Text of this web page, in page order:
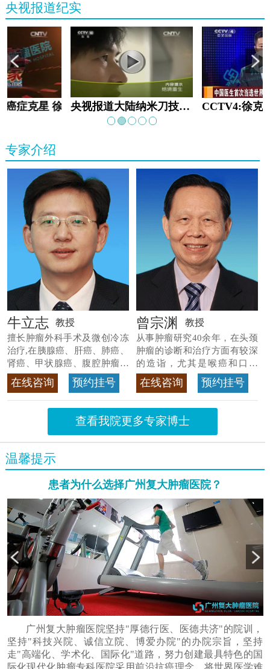
央视报道纪实
癌症克星 徐克成 央视报道大陆纳米刀技术手术：绝境重生
专家介绍
牛立志 教授
擅长肿瘤外科手术及微创冷冻
治疗,在胰腺癌、肝癌、肺癌、
肾癌、甲状腺癌、腹腔肿瘤等
>>查看专家详情
在线咨询 预约挂号
曾宗渊 教授
从事肿瘤研究40余年，在头颈
肿瘤的诊断和治疗方面有较深
的造诣，尤其是喉癌和口腔
癌，迄今仍是广东喉癌单病种
首席专家 >>查看专家详情
在线咨询 预约挂号
查看我院更多专家博士
温馨提示
患者为什么选择广州复大肿瘤医院？
广州复大肿瘤医院坚持"厚德行医、医德共济"的院训，
坚持"科技兴院、诚信立院、博爱办院"的办院宗旨，坚持
走"高端化、学术化、国际化"道路，努力创建最具特色的国
际化现代化肿瘤专科医院采用前沿抗癌理念，将世界医学难